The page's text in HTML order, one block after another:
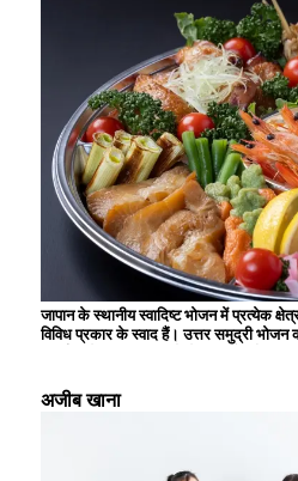
जापान के स्थानीय स्वादिष्ट भोजन में प्रत्येक क्षेत्र की जलवायु
विविध प्रकार के स्वाद हैं। उत्तर समुद्री भोजन का खजाना है, दक्षिण गर्म जलवायु में
जिनका स्वाद केवल स्थानीय स्तर पर ही लिया जा सकता है, जैसे
खान, क्योटो से उबला हुआ टोफू, और हिरोशिमा से ओकोनोमियाकी। ये स्थानीय
अजीब खाना